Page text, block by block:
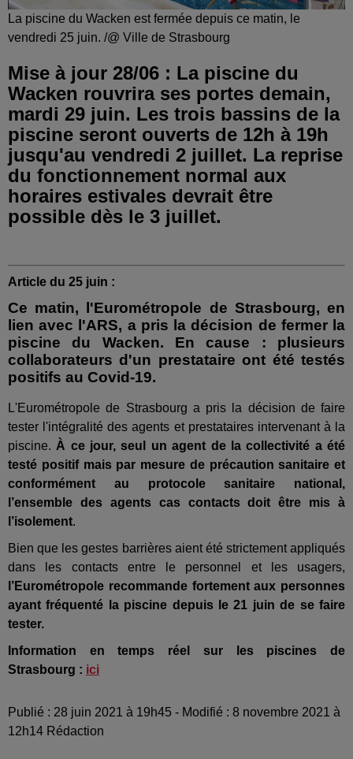
La piscine du Wacken est fermée depuis ce matin, le
vendredi 25 juin. /@ Ville de Strasbourg
Mise à jour 28/06 : La piscine du
Wacken rouvrira ses portes demain,
mardi 29 juin. Les trois bassins de la
piscine seront ouverts de 12h à 19h
jusqu'au vendredi 2 juillet. La reprise
du fonctionnement normal aux
horaires estivales devrait être
possible dès le 3 juillet.
Article du 25 juin :
Ce matin, l'Eurométropole de Strasbourg, en
lien avec l'ARS, a pris la décision de fermer la
piscine du Wacken. En cause : plusieurs
collaborateurs d'un prestataire ont été testés
positifs au Covid-19.
L'Eurométropole de Strasbourg a pris la décision de faire
tester l'intégralité des agents et prestataires intervenant à la
piscine. À ce jour, seul un agent de la collectivité a été
testé positif mais par mesure de précaution sanitaire et
conformément au protocole sanitaire national,
l’ensemble des agents cas contacts doit être mis à
l’isolement.
Bien que les gestes barrières aient été strictement appliqués
dans les contacts entre le personnel et les usagers,
l’Eurométropole recommande fortement aux personnes
ayant fréquenté la piscine depuis le 21 juin de se faire
tester.
Information en temps réel sur les piscines de
Strasbourg : ici
Publié : 28 juin 2021 à 19h45 - Modifié : 8 novembre 2021 à
12h14 Rédaction